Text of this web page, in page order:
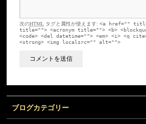
次のHTML タグと属性が使えます:<a href=""
title=""> <acronym title=""> <b>
<code> <del datetime=""> <em> <i> <q
<strong> <img localsrc="" alt="">
ブログカテゴリー